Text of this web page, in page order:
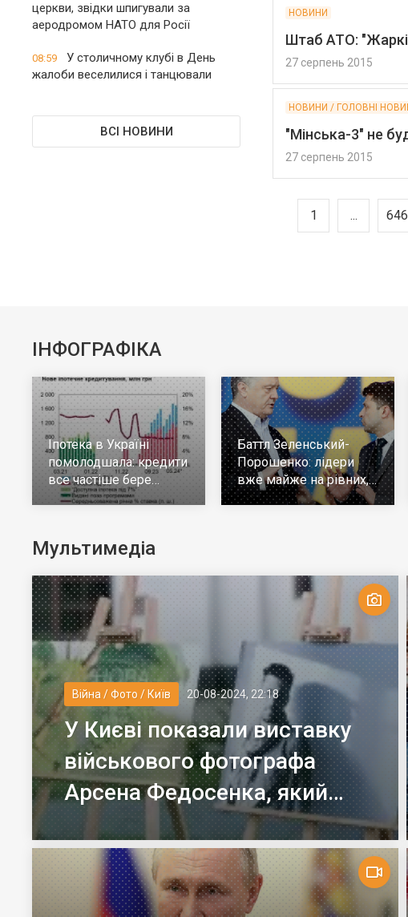
церкви, звідки шпигували за
аеродромом НАТО для Росії
08:59
У столичному клубі в День
жалоби веселилися і танцювали
ВСІ НОВИНИ
НОВИНИ
Штаб АТО:
27 серпень 2015
НОВИНИ / ГОЛОВНІ
"Мінська-3" не
27 серпень 2015
1 ... 646
ІНФОГРАФІКА
Іпотека в Україні
помолодшала: кредити
все частіше бере
молодь до 30 років
Баттл Зеленський-
Порошенко: лідери
вже майже на рівних,
але багато тих, хто не
Мультимедіа
Війна / Фото / Київ 20-08-2024, 22:18
У Києві показали виставку
військового фотографа
Арсена Федосенка, який
загинув на війні